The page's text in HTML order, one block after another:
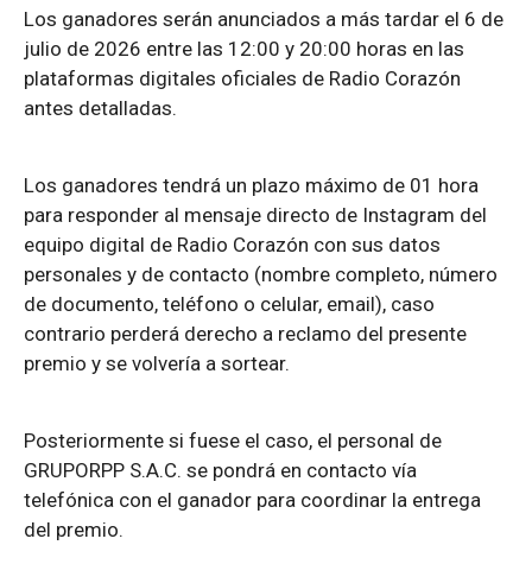
Los ganadores serán anunciados a más tardar el 6 de
julio de 2026 entre las 12:00 y 20:00 horas en las
plataformas digitales oficiales de Radio Corazón
antes detalladas.
Los ganadores tendrá un plazo máximo de 01 hora
para responder al mensaje directo de Instagram del
equipo digital de Radio Corazón con sus datos
personales y de contacto (nombre completo, número
de documento, teléfono o celular, email), caso
contrario perderá derecho a reclamo del presente
premio y se volvería a sortear.
Posteriormente si fuese el caso, el personal de
GRUPORPP S.A.C. se pondrá en contacto vía
telefónica con el ganador para coordinar la entrega
del premio.